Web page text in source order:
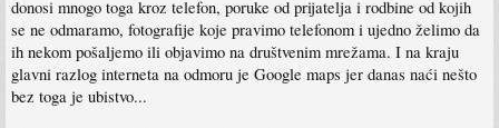
donosi mnogo toga kroz telefon, poruke od prijatelja i rodbine od kojih
se ne odmaramo, fotografije koje pravimo telefonom i ujedno želimo da
ih nekom pošaljemo ili objavimo na društvenim mrežama. I na kraju
glavni razlog interneta na odmoru je Google maps jer danas naći nešto
bez toga je ubistvo...